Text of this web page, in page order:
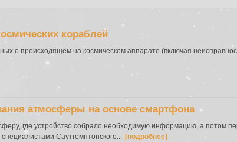
кораблей
о происходящем на космическом аппарате (включая
атмосферы на основе смартфона
где устройство собрало необходимую информацию, а потом
Саутгемптонского... [подробнее]